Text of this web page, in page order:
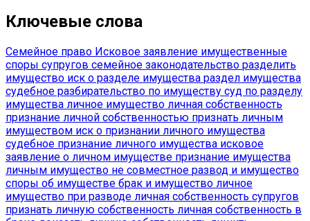
Ключевые слова
Семейное право Исковое заявление имущественные
споры супругов семейное законодательство разделить
имущество иск о разделе имущества раздел имущества
судебное разбирательство по имуществу суд по разделу
имущества личное имущество личная собственность
признание личной собственностью признать личным
имуществом иск о признании личного имущества
судебное признание личного имущества исковое
заявление о личном имуществе признание имущества
личным имущество не совместное развод и имущество
споры об имуществе брак и имущество личное
имущество при разводе личная собственность супругов
признать личную собственность личная собственность в